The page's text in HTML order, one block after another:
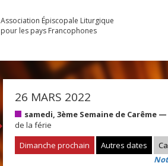
Association Épiscopale Liturgique
pour les pays Francophones
26 MARS 2022
samedi, 3ème Semaine de Carême —
de la férie
Dimanche prochain
Autres dates